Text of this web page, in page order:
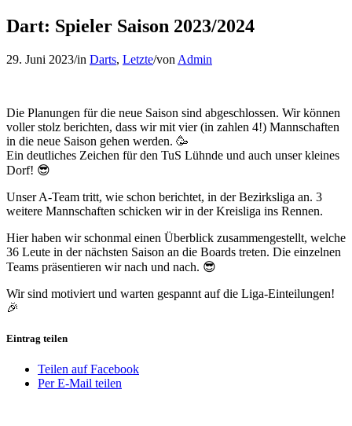
Dart: Spieler Saison 2023/2024
29. Juni 2023/in Darts, Letzte/von Admin
Die Planungen für die neue Saison sind abgeschlossen. Wir können
voller stolz berichten, dass wir mit vier (in zahlen 4!) Mannschaften
in die neue Saison gehen werden. 🥳
Ein deutliches Zeichen für den TuS Lühnde und auch unser kleines
Dorf! 😎
Unser A-Team tritt, wie schon berichtet, in der Bezirksliga an. 3
weitere Mannschaften schicken wir in der Kreisliga ins Rennen.
Hier haben wir schonmal einen Überblick zusammengestellt, welche
36 Leute in der nächsten Saison an die Boards treten. Die einzelnen
Teams präsentieren wir nach und nach. 😎
Wir sind motiviert und warten gespannt auf die Liga-Einteilungen!
🎉
Eintrag teilen
Teilen auf Facebook
Per E-Mail teilen